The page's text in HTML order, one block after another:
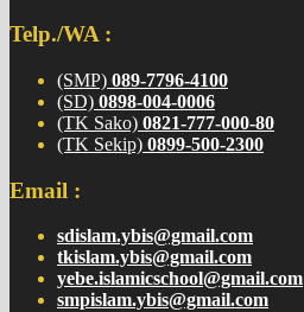
Telp./WA :
(SMP) 089-7796-4100
(SD) 0898-004-0006
(TK Sako) 0821-777-000-80
(TK Sekip) 0899-500-2300
Email :
sdislam.ybis@gmail.com
tkislam.ybis@gmail.com
yebe.islamicschool@gmail.com
smpislam.ybis@gmail.com